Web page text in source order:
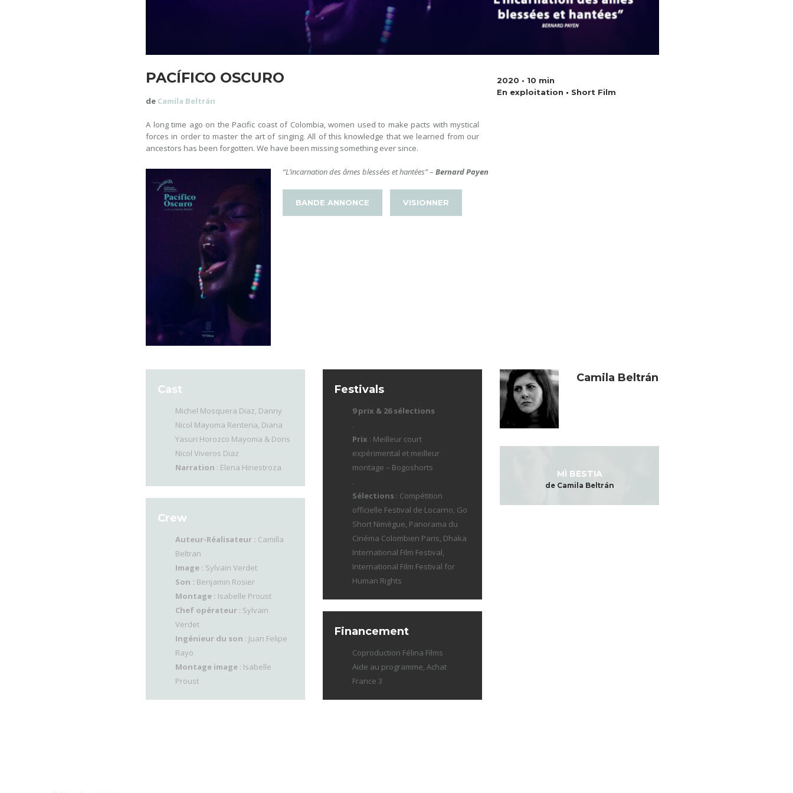
PACÍFICO OSCURO
de Camila Beltrán
A long time ago on the Pacific coast of Colombia, women used to make pacts with mystical
forces in order to master the art of singing. All of this knowledge that we learned from our
ancestors has been forgotten. We have been missing something ever since.
“L’incarnation des âmes blessées et hantées”– Bernard Payen
BANDE ANNONCE VISIONNER
2020 • 10 min
En exploitation • Short Film
Cast
Michel Mosquera Diaz, Danny
Nicol Mayoma Renteria, Diana
Yasuri Horozco Mayoma & Doris
Nicol Viveros Diaz
Narration : Elena Hinestroza
Crew
Auteur-Réalisateur : Camilla
Beltran
Image : Sylvain Verdet
Son : Benjamin Rosier
Montage : Isabelle Proust
Chef opérateur : Sylvain
Verdet
Ingénieur du son : Juan Felipe
Rayo
Montage image : Isabelle
Proust
Festivals
9 prix & 26 sélections
.
Prix : Meilleur court
expérimental et meilleur
montage – Bogoshorts
.
Sélections : Compétition
officielle Festival de Locarno, Go
Short Nimègue, Panorama du
Cinéma Colombien Paris, Dhaka
International Film Festival,
International Film Festival for
Human Rights
Financement
Coproduction Félina Films
Aide au programme, Achat
France 3
Camila Beltrán
MÌ BESTIA
de Camila Beltrán